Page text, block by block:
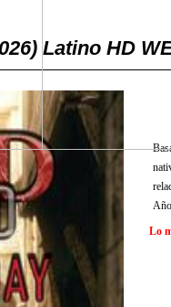
Latino HD
Lo